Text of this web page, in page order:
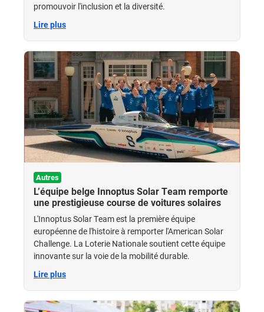
promouvoir l'inclusion et la diversité.
Lire plus
Autres
L’équipe belge Innoptus Solar Team remporte
une prestigieuse course de voitures solaires
L'Innoptus Solar Team est la première équipe
européenne de l'histoire à remporter l'American Solar
Challenge. La Loterie Nationale soutient cette équipe
innovante sur la voie de la mobilité durable.
Lire plus